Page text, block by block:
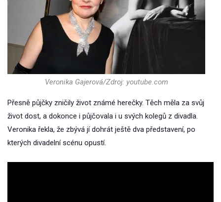
Veronika Gajerová/Zdroj: youtube.com
Přesně půjčky zničily život známé herečky. Těch měla za svůj
život dost, a dokonce i půjčovala i u svých kolegů z divadla.
Veronika řekla, že zbývá jí dohrát ještě dva představení, po
kterých divadelní scénu opustí.